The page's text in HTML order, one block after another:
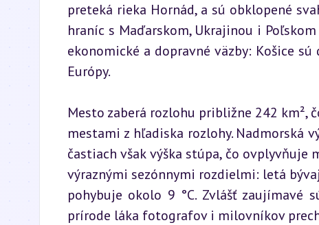
preteká rieka Hornád, a sú obklopené
hraníc s Maďarskom, Ukrajinou i
ekonomické a dopravné väzby: Košice
Európy.
Mesto zaberá rozlohu približne 242 km²,
mestami z hľadiska rozlohy. Nadmorská
častiach však výška stúpa, čo ovplyvňuje
výraznými sezónnymi rozdielmi: letá
pohybuje okolo 9 °C. Zvlášť zaujímavé
prírode láka fotografov i milovníkov